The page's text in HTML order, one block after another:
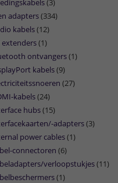
(3)
adapters(334)
kabels(12)
extenders(1)
ontvangers(1)
kabels(9)
(27)
kabels(24)
hubs(15)
adapters(3)
power cables(1)
connectoren (6)
verloopstukjes(11)
(1)